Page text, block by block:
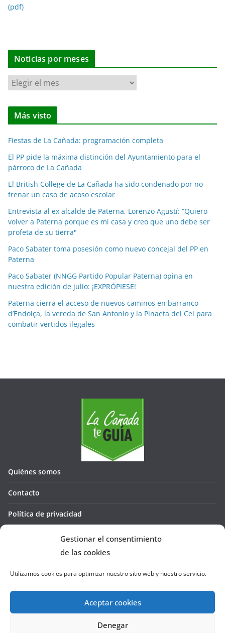
Gestionar el consentimiento
de las cookies
Utilizamos cookies para optimizar nuestro sitio web y nuestro servicio.
Aceptar cookies
Denegar
(pdf)
Noticias por meses
N
t
i
a
s
p
o
r
m
e
s
e
Más visto
Fiestas de La Cañada: programación completa
El PP pide la máxima distinción del Ayuntamiento para el
párroco de La Cañada
El British College de La Cañada ha sido condenado por no
frenar un caso de acoso escolar
Entrevista al ex alcalde de Paterna, Lorenzo Agustí: “Quiero
volver a Paterna porque es mi casa y creo que uno debe ser
profeta de su tierra"
Paco Sabater toma posesión como nuevo concejal del PP en
Paterna
Paco Sabater (NNGG Partido Popular Paterna) opina en
nuestra edición de julio: ¡EXPRÓPIESE!
Paterna cierra el acceso de nuevos caminos en barranco
d’Endolça, la vereda de San Antonio y la Pinaeta del Cel para
combatir vertidos ilegales
Quiénes somos
Contacto
Política de privacidad
Política de cookies (UE)
La Cañada te GUÍA